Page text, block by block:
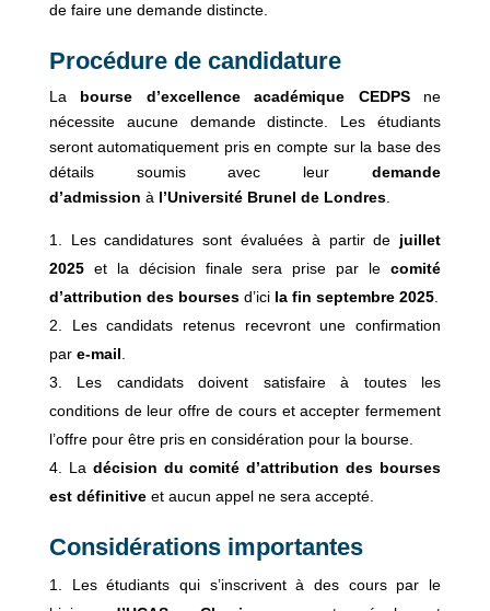
de faire une demande distincte.
Procédure de candidature
La bourse d’excellence académique CEDPSne
nécessite aucune demande distincte. Les étudiants
seront automatiquement pris en compte sur la base des
détails soumis avec leurdemande
d’admission à l’Université Brunel de Londres.
Les candidatures sont évaluées à partir de juillet
2025et la décision finale sera prise par lecomité
d’attribution des boursesd’ici la fin septembre 2025.
Les candidats retenus recevront une confirmation
par e-mail
Les candidats doivent satisfaire à toutes les
conditions de leur offre de cours et accepter fermement
l’offre pour être pris en considération pour la bourse.
La décision du comité d’attribution des bourses
est définitiveet aucun appel ne sera accepté.
Considérations importantes
Les étudiants qui s’inscrivent à des cours par le